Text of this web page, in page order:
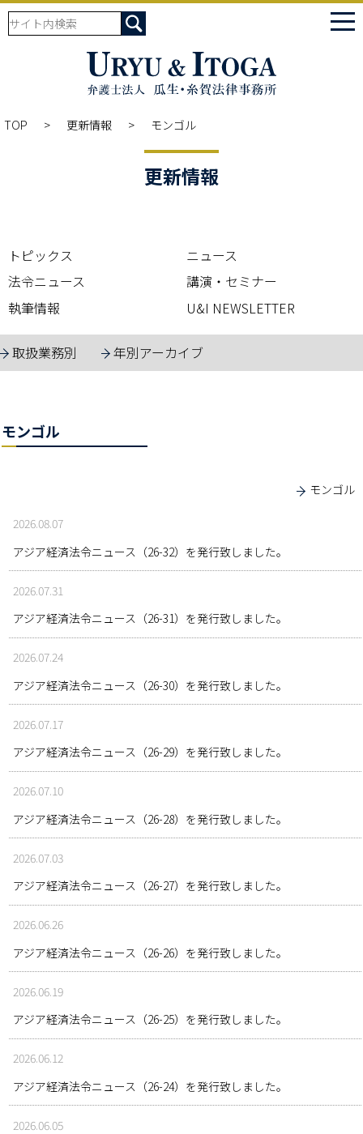
TOP 更新情報 モンゴル
更新情報
トピックス
ニュース
法令ニュース
講演・セミナー
執筆情報
U&I NEWSLETTER
取扱業務別 年別アーカイブ
モンゴル
モンゴル
2026.08.07
アジア経済法令ニュース（26-32）を発行致しました。
2026.07.31
アジア経済法令ニュース（26-31）を発行致しました。
2026.07.24
アジア経済法令ニュース（26-30）を発行致しました。
2026.07.17
アジア経済法令ニュース（26-29）を発行致しました。
2026.07.10
アジア経済法令ニュース（26-28）を発行致しました。
2026.07.03
アジア経済法令ニュース（26-27）を発行致しました。
2026.06.26
アジア経済法令ニュース（26-26）を発行致しました。
2026.06.19
アジア経済法令ニュース（26-25）を発行致しました。
2026.06.12
アジア経済法令ニュース（26-24）を発行致しました。
2026.06.05